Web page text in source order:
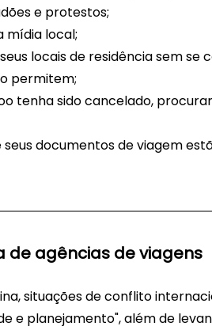
e protestos;
mídia local;
locais de residência sem
permitem;
tenha sido cancelado,
seus documentos de viagem
de agências de viagens
situações de conflito
e planejamento", além de